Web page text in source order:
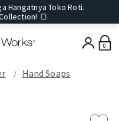
Hangatnya Toko Roti.
🍞
0
Hand Soaps